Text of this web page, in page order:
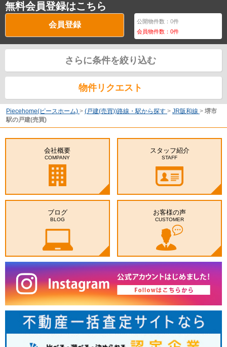
無料会員登録はこちら
会員登録 公開物件数：0件
会員物件数：0件
さらに条件を絞り込む
物件リクエスト
Piecehome(ピースホーム) > (戸建(売買))路線・駅から探す > JR阪和線 > 堺市
駅の戸建(売買)
会社概要
COMPANY
スタッフ紹介
STAFF
ブログ
BLOG
お客様の声
CUSTOMER